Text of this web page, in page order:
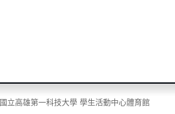
國立高雄第一科技大學 學生活動中心體育館